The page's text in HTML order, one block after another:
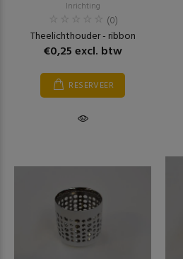
Inrichting
(0)
Theelichthouder - ribbon
€0,25 excl. btw
RESERVEER